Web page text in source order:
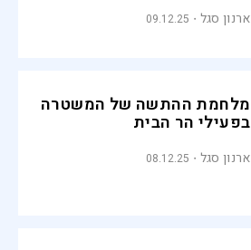
ארנון סגל 09.12.25
מלחמת ההתשה של המשטרה
בפעילי הר הבית
ארנון סגל 08.12.25